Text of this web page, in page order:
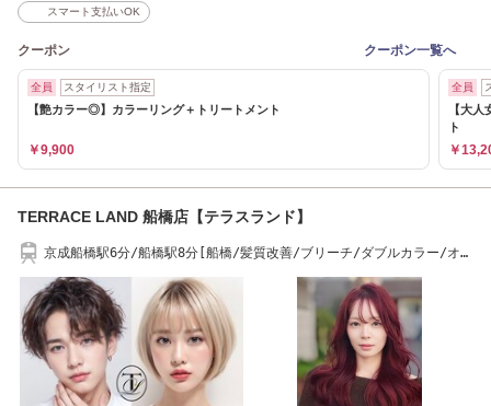
スマート支払いOK
クーポン クーポン一覧へ
全員 スタイリスト指定
【艶カラー◎】カラーリング＋トリートメント
￥9,900
全員
【大
ト
￥
TERRACE LAND 船橋店【テラスランド】
京成船橋駅6分/船橋駅8分[船橋/髪質改善/ブリーチ/ダブルカラー/オー